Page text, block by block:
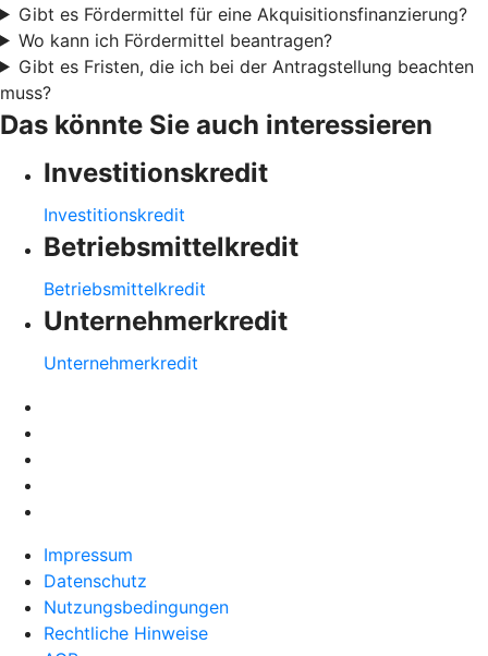
Gibt es Fördermittel für eine Akquisitionsfinanzierung?
Wo kann ich Fördermittel beantragen?
Gibt es Fristen, die ich bei der Antragstellung beachten
muss?
Das könnte Sie auch interessieren
Investitionskredit
Investitionskredit
Betriebsmittelkredit
Betriebsmittelkredit
Unternehmerkredit
Unternehmerkredit
Impressum
Datenschutz
Nutzungsbedingungen
Rechtliche Hinweise